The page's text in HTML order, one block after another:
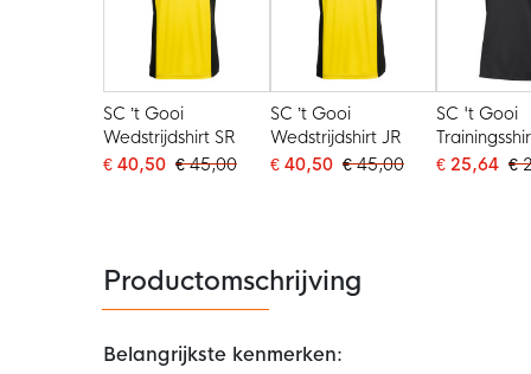
SC ’t Gooi
Wedstrijdshirt SR
€ 40,50 € 45,00
SC ’t Gooi
Wedstrijdshirt JR
€ 40,50 € 45,00
SC 't Gooi
Zwart Wit
€ 25,64 €
Productomschrijving
Belangrijkste kenmerken: